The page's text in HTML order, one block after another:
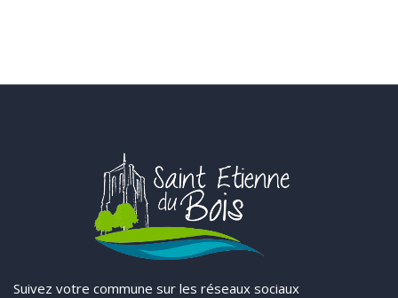
Suivez votre commune sur les réseaux sociaux